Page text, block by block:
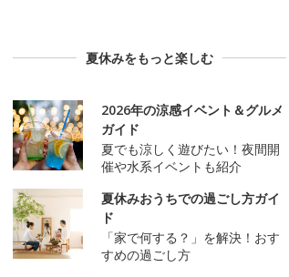
夏休みをもっと楽しむ
2026年の涼感イベント＆グルメ
ガイド
夏でも涼しく遊びたい！夜間開
催や水系イベントも紹介
夏休みおうちでの過ごし方ガイ
ド
「家で何する？」を解決！おす
すめの過ごし方